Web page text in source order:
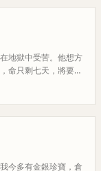
地獄中受苦。他想方
命只剩七天，將要入
今多有金銀珍寶，倉